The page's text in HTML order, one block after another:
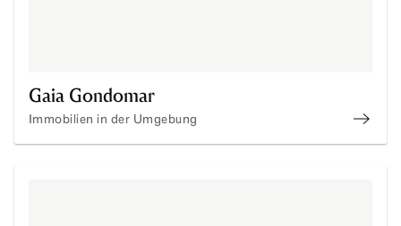
Gaia Gondomar
Immobilien in der Umgebung